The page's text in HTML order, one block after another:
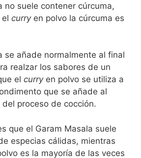
no suele contener cúrcuma,
curryen polvo la cúrcuma es
se añade normalmente al final
realzar los sabores de un
el curryen polvo se utiliza a
que se añade al
proceso de cocción.
que el Garam Masala suele
especias cálidas, mientras
es la mayoría de las veces